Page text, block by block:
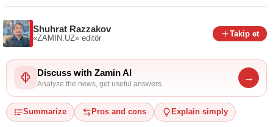
Shuhrat Razzakov
«ZAMIN.UZ» editör
Takip et
Discuss with Zamin AI
Analyze the news, get useful answers
→
Summarize Pros and cons Explain simply